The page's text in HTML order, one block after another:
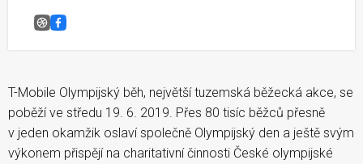
T-Mobile Olympijský běh Jihlava
Facebook
T-Mobile Olympijský běh, největší tuzemská běžecká akce, se
poběží ve středu 19. 6. 2019. Přes 80 tisíc běžců přesně
v jeden okamžik oslaví společně Olympijský den a ještě svým
výkonem přispějí na charitativní činnosti České olympijské